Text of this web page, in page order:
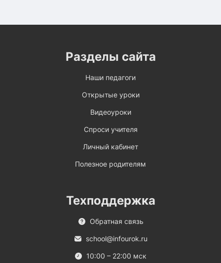
Разделы сайта
Наши педагоги
Открытые уроки
Видеоуроки
Спроси учителя
Личный кабинет
Полезное родителям
Техподдержка
Обратная связь
school@infourok.ru
10:00 – 22:00 мск